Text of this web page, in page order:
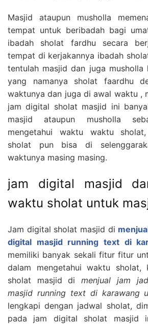
Masjid ataupun musholla
tempat untuk beribadah bagi
ibadah sholat fardhu secara
tempat di kerjakannya ibadah
tentulah masjid dan juga musholla
yang namanya sholat faardhu
waktunya dan juga di awal waktu ,
jam digital sholat masjid ini
masjid ataupun musholla
mengetahui waktu waktu
sholat pun bisa di
waktunya masing masing.
jam digital masjid
waktu sholat untuk
Jam digital sholat masjid di
digital masjid running text di
memiliki banyak sekali fitur fitur
dalam mengetahui waktu sholat,
sholat masjid dimenjual jam
masjid running text di karawang
lengkapi dengan jadwal sholat,
pada jam digital sholat masjid